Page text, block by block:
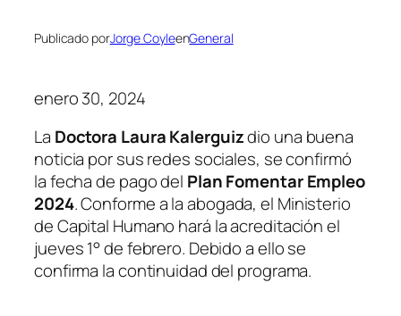
Publicado porJorge CoyleenGeneral
enero 30, 2024
La Doctora Laura Kalerguizdio una buena
noticia por sus redes sociales, se confirmó
la fecha de pago del Plan Fomentar Empleo
2024. Conforme a la abogada, el Ministerio
de Capital Humano hará la acreditación el
jueves 1° de febrero. Debido a ello se
confirma la continuidad del programa.